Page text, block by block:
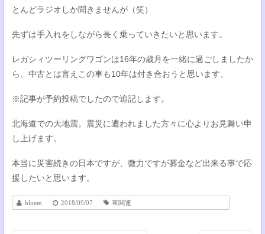
とんどラジオしか聞きませんが（笑）
先ずは手入れをしながら長く乗っていきたいと思います。
レガシィツーリングワゴンは16年の歳月を一緒に過ごしましたか
ら、中古とは言えこの車も10年は付き合おうと思います。
※記事が予約投稿でしたので追記します。
北海道での大地震。震災に遭われました方々に心よりお見舞い申
し上げます。
本当に災害続きの日本ですが、微力ですが募金など出来る事で応
援したいと思います。
bluem 2018/09/07 車関連